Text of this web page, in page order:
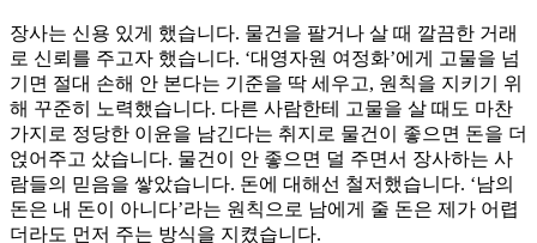
장사는 신용 있게 했습니다. 물건을 팔거나 살 때 깔끔한 거래
로 신뢰를 주고자 했습니다. ‘대영자원 여정화’에게 고물을 넘
기면 절대 손해 안 본다는 기준을 딱 세우고, 원칙을 지키기 위
해 꾸준히 노력했습니다. 다른 사람한테 고물을 살 때도 마찬
가지로 정당한 이윤을 남긴다는 취지로 물건이 좋으면 돈을 더
얹어주고 샀습니다. 물건이 안 좋으면 덜 주면서 장사하는 사
람들의 믿음을 쌓았습니다. 돈에 대해선 철저했습니다. ‘남의
돈은 내 돈이 아니다’라는 원칙으로 남에게 줄 돈은 제가 어렵
더라도 먼저 주는 방식을 지켰습니다.